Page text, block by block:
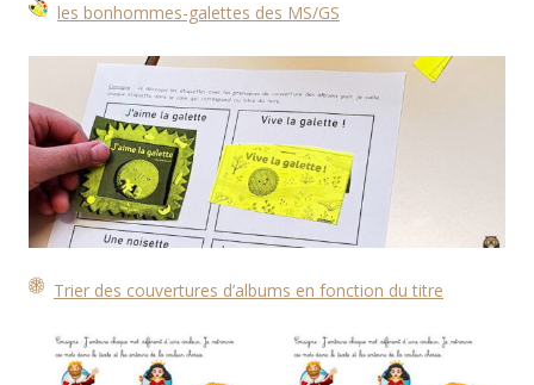
les bonhommes-galettes des MS/GS
Trier des couvertures d’albums en fonction du titre